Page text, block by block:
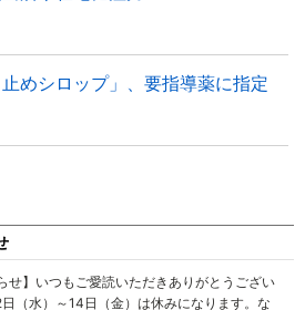
止めシロップ」、要指導薬に指定
せ】いつもご愛読いただきありがとうござい
（水）～14日（金）は休みになります。な